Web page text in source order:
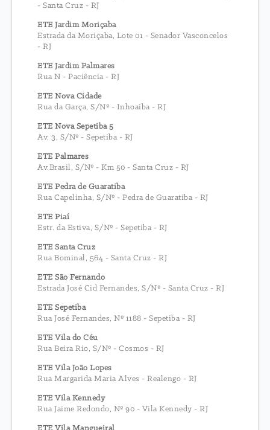
- Santa Cruz - RJ
ETE Jardim Moriçaba
Estrada da Moriçaba, Lote 01 - Senador Vasconcelos
- RJ
ETE Jardim Palmares
Rua N - Paciência - RJ
ETE Nova Cidade
Rua da Garça, S/Nº - Inhoaíba - RJ
ETE Nova Sepetiba 5
Av. 3, S/Nº - Sepetiba - RJ
ETE Palmares
Av.Brasil, S/Nº - Km 50 - Santa Cruz - RJ
ETE Pedra de Guaratiba
Rua Capelinha, S/Nº - Pedra de Guaratiba - RJ
ETE Piaí
Estr. da Estiva, S/Nº - Sepetiba - RJ
ETE Santa Cruz
Rua Bominal, 564 - Santa Cruz - RJ
ETE São Fernando
Estrada José Cid Fernandes, S/Nº - Santa Cruz - RJ
ETE Sepetiba
Rua José Fernandes, Nº 1188 - Sepetiba - RJ
ETE Vila do Céu
Rua Beira Rio, S/Nº - Cosmos - RJ
ETE Vila João Lopes
Rua Margarida Maria Alves - Realengo - RJ
ETE Vila Kennedy
Rua Jaime Redondo, Nº 90 - Vila Kennedy - RJ